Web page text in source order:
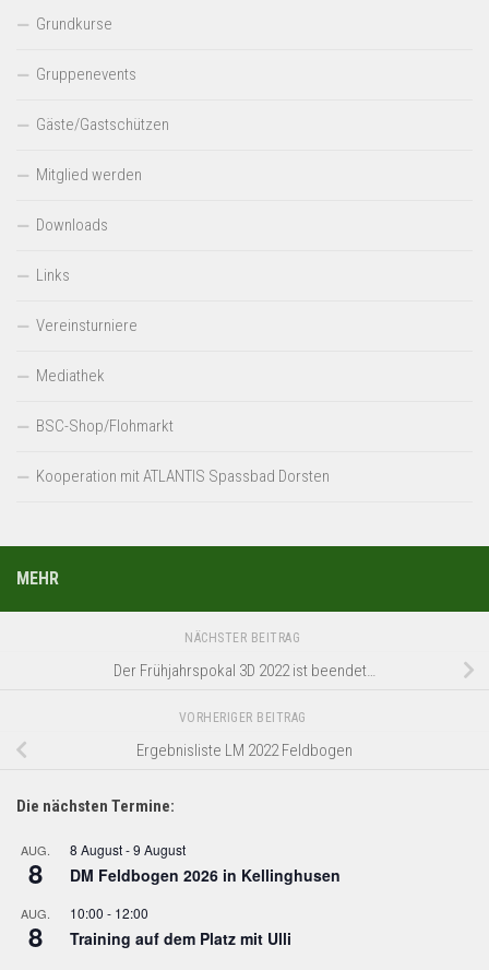
Grundkurse
Gruppenevents
Gäste/Gastschützen
Mitglied werden
Downloads
Links
Vereinsturniere
Mediathek
BSC-Shop/Flohmarkt
Kooperation mit ATLANTIS Spassbad Dorsten
MEHR
NÄCHSTER BEITRAG
Der Frühjahrspokal 3D 2022 ist beendet…
VORHERIGER BEITRAG
Ergebnisliste LM 2022 Feldbogen
Die nächsten Termine:
AUG.
8
8 August-9 August
DM Feldbogen 2026 in Kellinghusen
AUG.
8
10:00 - 12:00
Training auf dem Platz mit Ulli